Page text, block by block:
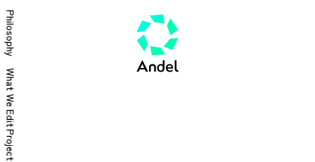
Philosophy
What We Edit
Project